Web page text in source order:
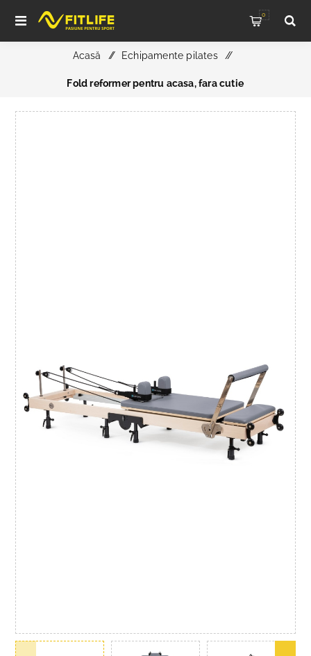
0
Acasă / Echipamente pilates /
Fold reformer pentru acasa, fara cutie